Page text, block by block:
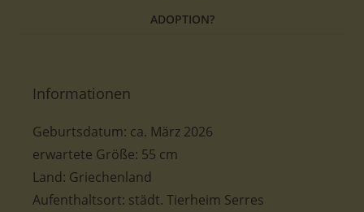
ADOPTION?
Informationen
Geburtsdatum: ca. März 2026
erwartete Größe: 55 cm
Land: Griechenland
Aufenthaltsort: städt. Tierheim Serres